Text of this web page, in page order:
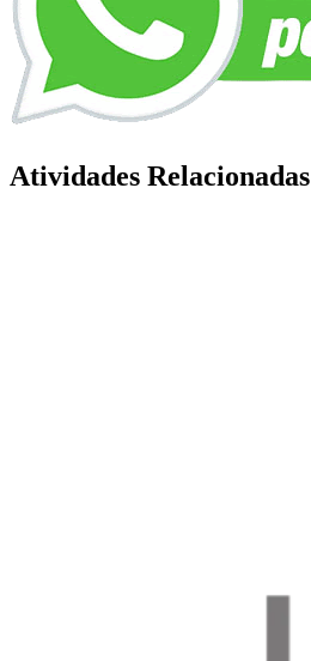
Atividades Relacionadas